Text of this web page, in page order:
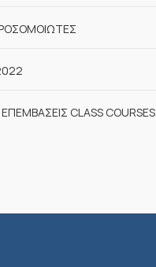
ΕΠΕΜΒΆΣΕΙΣ CLASS COURSES